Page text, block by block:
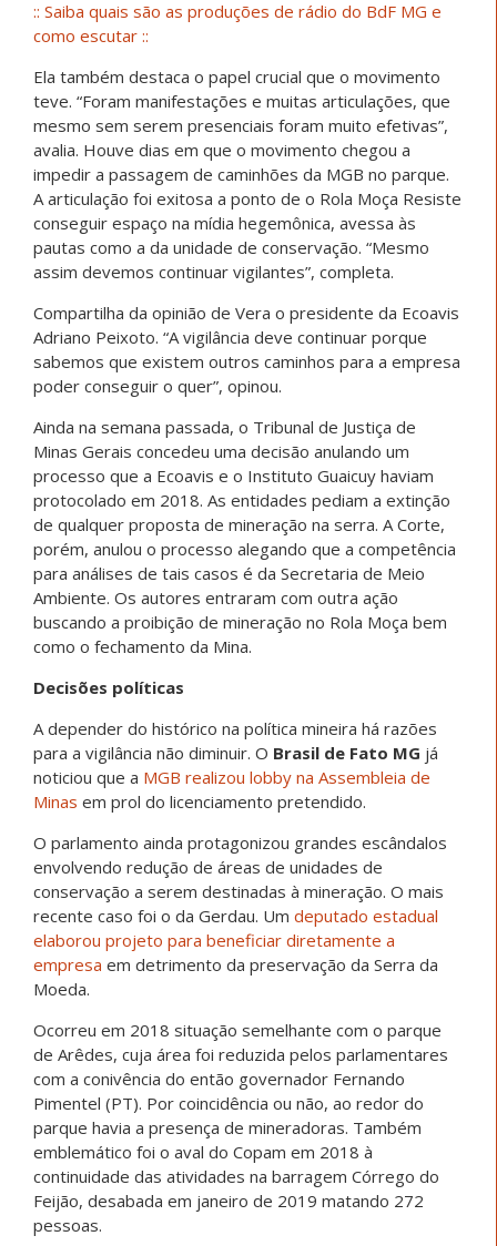
:: Saiba quais são as produções de rádio do BdF MG e
como escutar ::
Ela também destaca o papel crucial que o movimento
teve. “Foram manifestações e muitas articulações, que
mesmo sem serem presenciais foram muito efetivas”,
avalia. Houve dias em que o movimento chegou a
impedir a passagem de caminhões da MGB no parque.
A articulação foi exitosa a ponto de o Rola Moça Resiste
conseguir espaço na mídia hegemônica, avessa às
pautas como a da unidade de conservação. “Mesmo
assim devemos continuar vigilantes”, completa.
Compartilha da opinião de Vera o presidente da Ecoavis
Adriano Peixoto. “A vigilância deve continuar porque
sabemos que existem outros caminhos para a empresa
poder conseguir o quer”, opinou.
Ainda na semana passada, o Tribunal de Justiça de
Minas Gerais concedeu uma decisão anulando um
processo que a Ecoavis e o Instituto Guaicuy haviam
protocolado em 2018. As entidades pediam a extinção
de qualquer proposta de mineração na serra. A Corte,
porém, anulou o processo alegando que a competência
para análises de tais casos é da Secretaria de Meio
Ambiente. Os autores entraram com outra ação
buscando a proibição de mineração no Rola Moça bem
como o fechamento da Mina.
Decisões políticas
A depender do histórico na política mineira há razões
para a vigilância não diminuir. O Brasil de Fato MG já
noticiou que a MGB realizou lobby na Assembleia de
Minas em prol do licenciamento pretendido.
O parlamento ainda protagonizou grandes escândalos
envolvendo redução de áreas de unidades de
conservação a serem destinadas à mineração. O mais
recente caso foi o da Gerdau. Um deputado estadual
elaborou projeto para beneficiar diretamente a
empresa em detrimento da preservação da Serra da
Moeda.
Ocorreu em 2018 situação semelhante com o parque
de Arêdes, cuja área foi reduzida pelos parlamentares
com a conivência do então governador Fernando
Pimentel (PT). Por coincidência ou não, ao redor do
parque havia a presença de mineradoras. Também
emblemático foi o aval do Copam em 2018 à
continuidade das atividades na barragem Córrego do
Feijão, desabada em janeiro de 2019 matando 272
pessoas.